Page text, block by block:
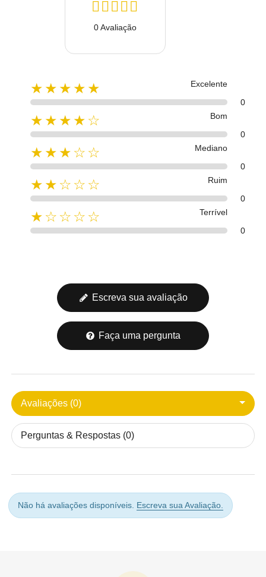
0 Avaliação
★★★★★
Excelente
0
★★★★☆
Bom
0
★★★☆☆
Mediano
0
★★☆☆☆
Ruim
0
★☆☆☆☆
Terrível
0
Escreva sua avaliação
Faça uma pergunta
Avaliações (0)
Perguntas & Respostas (0)
Não há avaliações disponíveis. Escreva sua Avaliação.